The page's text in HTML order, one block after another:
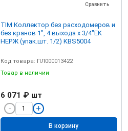
Сравнить
TIM Коллектор без расходомеров и
без кранов 1", 4 выхода x 3/4"EK
НЕРЖ (упак.шт. 1/2) KBS5004
Код товара: ПЛ000013422
Товар в наличии
6 071 ₽ шт
В корзину